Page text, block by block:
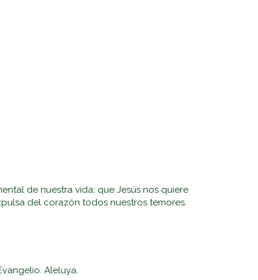
de nuestra vida: que Jesús nos quiere
del corazón todos nuestros temores.
Aleluya.